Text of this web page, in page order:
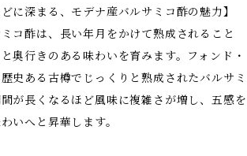
どに深まる、モデナ産バルサミコ酢の魅力】
コ酢は、長い年月をかけて熟成されること
奥行きのある味わいを育みます。フォンド・
史ある古樽でじっくりと熟成されたバルサミ
が長くなるほど風味に複雑さが増し、五感を
いへと昇華します。